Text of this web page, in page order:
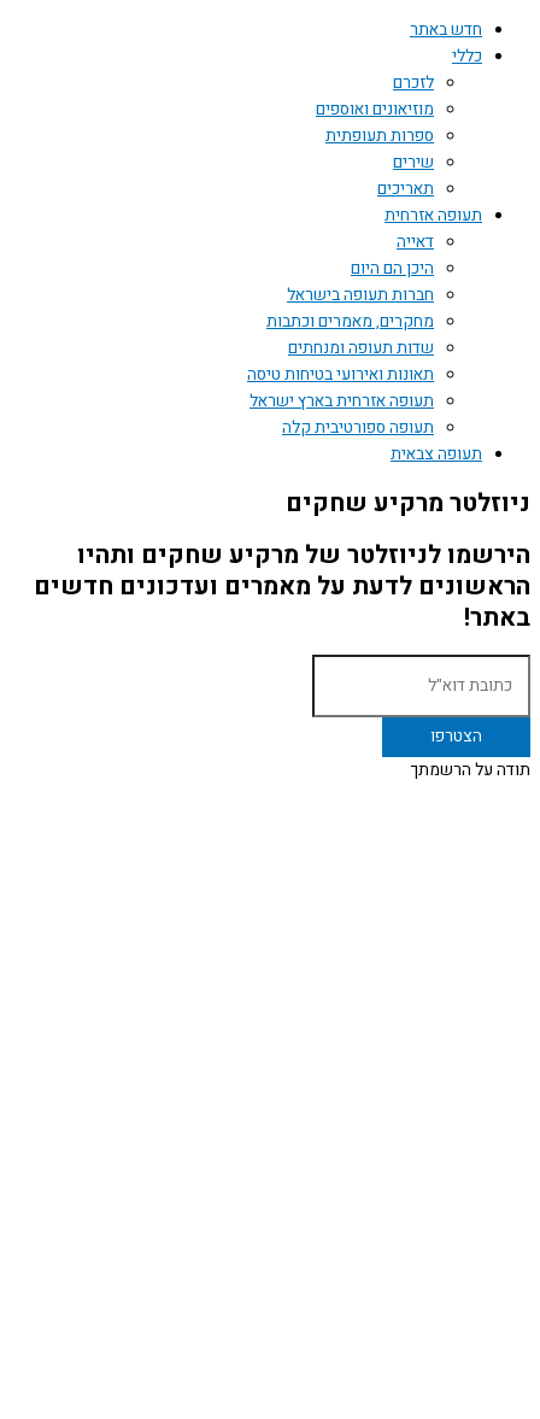
חדש באתר
כללי
לזכרם
מוזיאונים ואוספים
ספרות תעופתית
שירים
תאריכים
תעופה אזרחית
דאייה
היכן הם היום
חברות תעופה בישראל
מחקרים, מאמרים וכתבות
שדות תעופה ומנחתים
תאונות ואירועי בטיחות טיסה
תעופה אזרחית בארץ ישראל
תעופה ספורטיבית קלה
תעופה צבאית
ניוזלטר מרקיע שחקים
הירשמו לניוזלטר של מרקיע שחקים ותהיו
הראשונים לדעת על מאמרים ועדכונים חדשים
באתר!
תודה על הרשמתך